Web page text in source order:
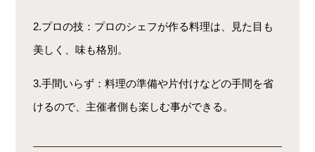
2.プロの技：プロのシェフが作る料理は、見た目も
美しく、味も格別。
3.手間いらず：料理の準備や片付けなどの手間を省
けるので、主催者側も楽しむ事ができる。